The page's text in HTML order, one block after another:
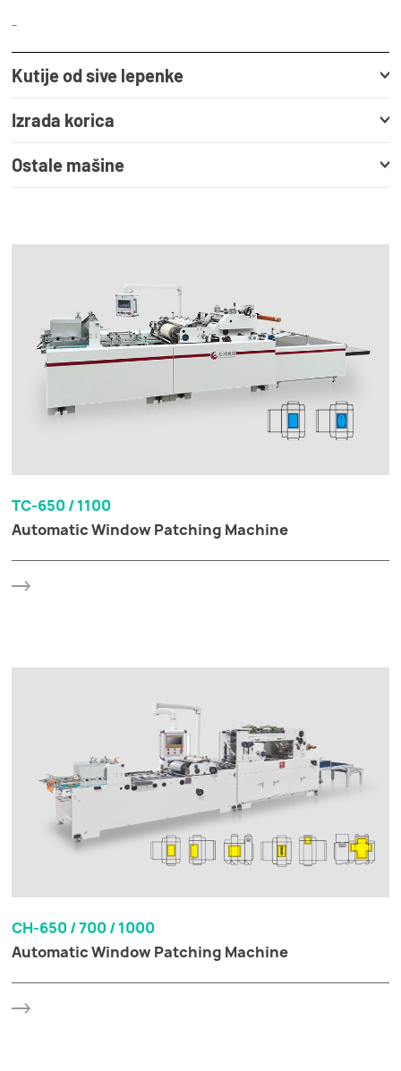
-
Kutije od sive lepenke
Izrada korica
Ostale mašine
TC-650 / 1100
Automatic Window Patching Machine
CH-650 / 700 / 1000
Automatic Window Patching Machine